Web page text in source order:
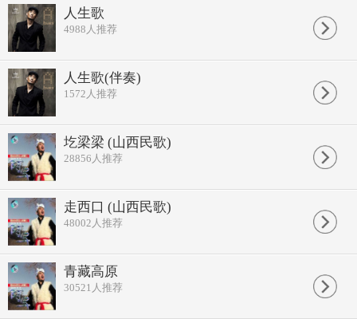
人生歌
4988 人推荐
人生歌(伴奏)
1572 人推荐
圪梁梁 (山西民歌)
28856 人推荐
走西口 (山西民歌)
48002 人推荐
青藏高原
30521 人推荐